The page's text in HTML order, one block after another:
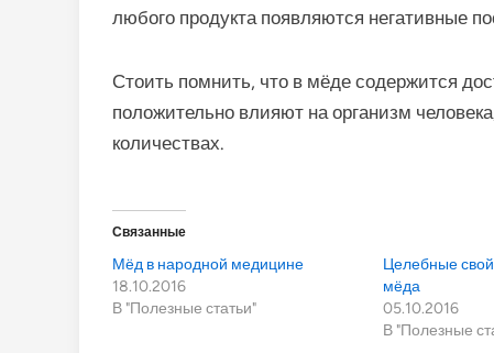
любого продукта появляются негативные
Стоить помнить, что в мёде содержится
положительно влияют на организм
количествах.
Связанные
Мёд в народной медицине
18.10.2016
В "Полезные статьи"
Целебные
мёда
05.10.2016
В "Полезные